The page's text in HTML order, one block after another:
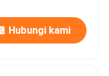
Hubungi kami